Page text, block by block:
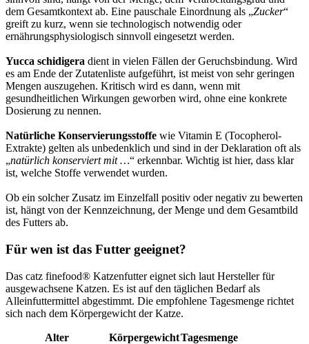
dem Gesamtkontext ab. Eine pauschale Einordnung als „Zucker“
greift zu kurz, wenn sie technologisch notwendig oder
ernährungsphysiologisch sinnvoll eingesetzt werden.
Yucca schidigera dient in vielen Fällen der Geruchsbindung. Wird
es am Ende der Zutatenliste aufgeführt, ist meist von sehr geringen
Mengen auszugehen. Kritisch wird es dann, wenn mit
gesundheitlichen Wirkungen geworben wird, ohne eine konkrete
Dosierung zu nennen.
Natürliche Konservierungsstoffe wie Vitamin E (Tocopherol-
Extrakte) gelten als unbedenklich und sind in der Deklaration oft als
„natürlich konserviert mit …“ erkennbar. Wichtig ist hier, dass klar
ist, welche Stoffe verwendet wurden.
Ob ein solcher Zusatz im Einzelfall positiv oder negativ zu bewerten
ist, hängt von der Kennzeichnung, der Menge und dem Gesamtbild
des Futters ab.
Für wen ist das Futter geeignet?
Das catz finefood® Katzenfutter eignet sich laut Hersteller für
ausgewachsene Katzen. Es ist auf den täglichen Bedarf als
Alleinfuttermittel abgestimmt. Die empfohlene Tagesmenge richtet
sich nach dem Körpergewicht der Katze.
Alter KörpergewichtTagesmenge